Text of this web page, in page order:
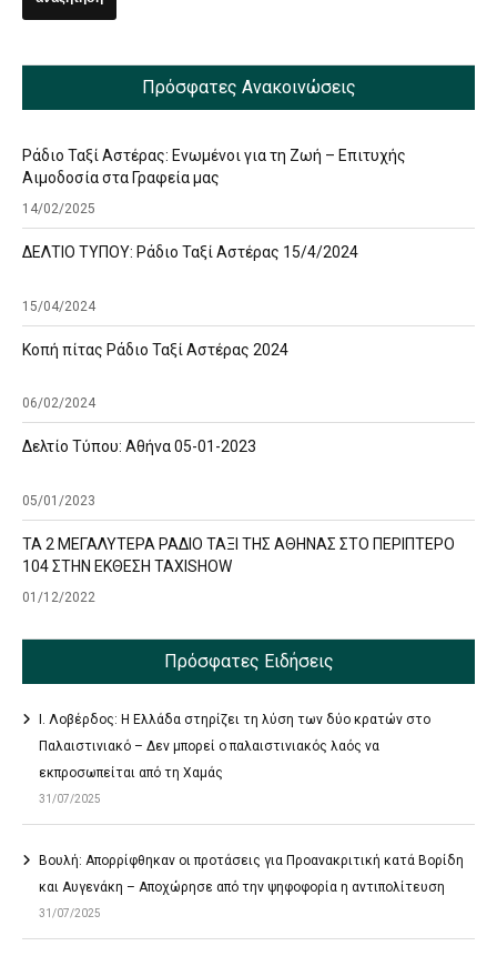
Πρόσφατες Ανακοινώσεις
Ράδιο Ταξί Αστέρας: Ενωμένοι για τη Ζωή – Επιτυχής
Αιμοδοσία στα Γραφεία μας
14/02/2025
ΔΕΛΤΙΟ ΤΥΠΟΥ: Ράδιο Ταξί Αστέρας 15/4/2024
15/04/2024
Κοπή πίτας Ράδιο Ταξί Αστέρας 2024
06/02/2024
Δελτίο Τύπου: Αθήνα 05-01-2023
05/01/2023
ΤΑ 2 ΜΕΓΑΛΥΤΕΡΑ ΡΑΔΙΟ ΤΑΞΙ ΤΗΣ ΑΘΗΝΑΣ ΣΤΟ ΠΕΡΙΠΤΕΡΟ
104 ΣΤΗΝ ΕΚΘΕΣΗ TAXISHOW
01/12/2022
Πρόσφατες Ειδήσεις
Ι. Λοβέρδος: Η Ελλάδα στηρίζει τη λύση των δύο κρατών στο
Παλαιστινιακό – Δεν μπορεί ο παλαιστινιακός λαός να
εκπροσωπείται από τη Χαμάς
31/07/2025
Βουλή: Απορρίφθηκαν οι προτάσεις για Προανακριτική κατά Βορίδη
και Αυγενάκη – Αποχώρησε από την ψηφοφορία η αντιπολίτευση
31/07/2025